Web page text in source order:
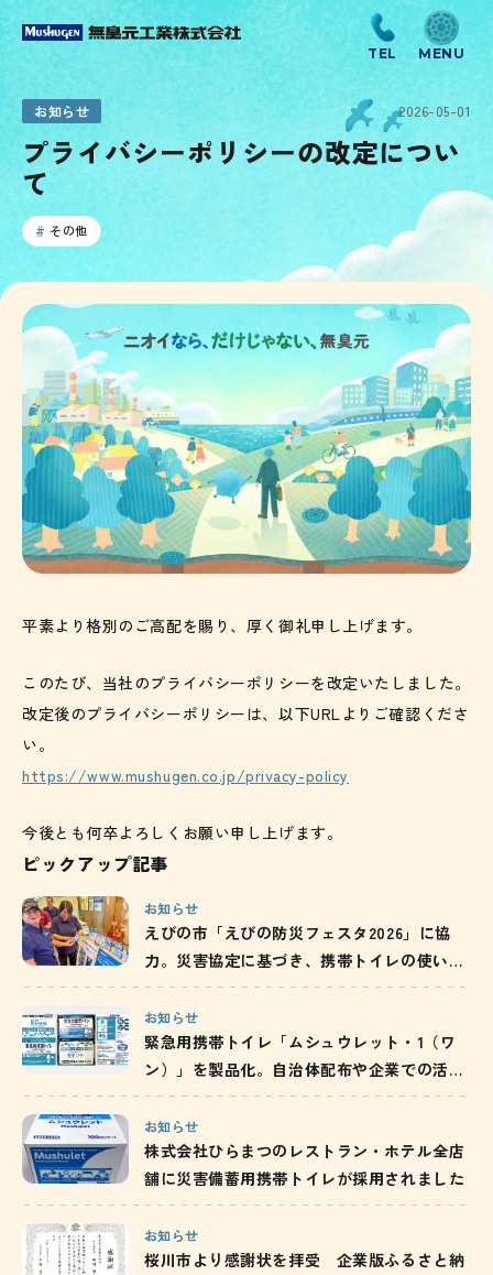
お知らせ 2026-05-01
プライバシーポリシーの改定につい
て
その他
平素より格別のご高配を賜り、厚く御礼申し上げます。
このたび、当社のプライバシーポリシーを改定いたしました。
改定後のプライバシーポリシーは、以下URLよりご確認くださ
い。
https://www.mushugen.co.jp/privacy-policy
今後とも何卒よろしくお願い申し上げます。
ピックアップ記事
お知らせ
えびの市「えびの防災フェスタ2026」に協
力。災害協定に基づき、携帯トイレの使い方
と備蓄の重要性を発信
お知らせ
緊急用携帯トイレ「ムシュウレット・1（ワ
ン）」を製品化。自治体配布や企業での活用
を通じ、防災備蓄の啓発を推進
お知らせ
株式会社ひらまつのレストラン・ホテル全店
舗に災害備蓄用携帯トイレが採用されました
お知らせ
桜川市より感謝状を拝受 企業版ふるさと納